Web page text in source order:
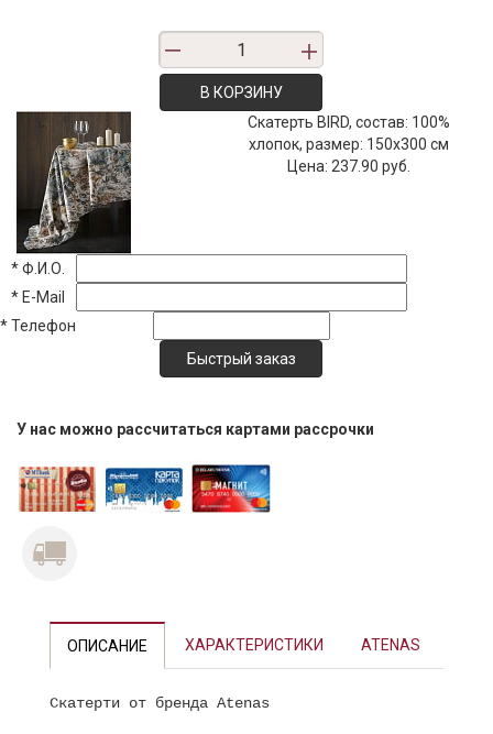
В КОРЗИНУ
Скатерть BIRD, состав: 100%
хлопок, размер: 150х300 см
Цена: 237.90 руб.
*Ф.И.О.
* E-Mail
*Телефон
У нас можно рассчитаться картами рассрочки
ОПИСАНИЕ ХАРАКТЕРИСТИКИ ATENAS
Скатерти от бренда Atenas